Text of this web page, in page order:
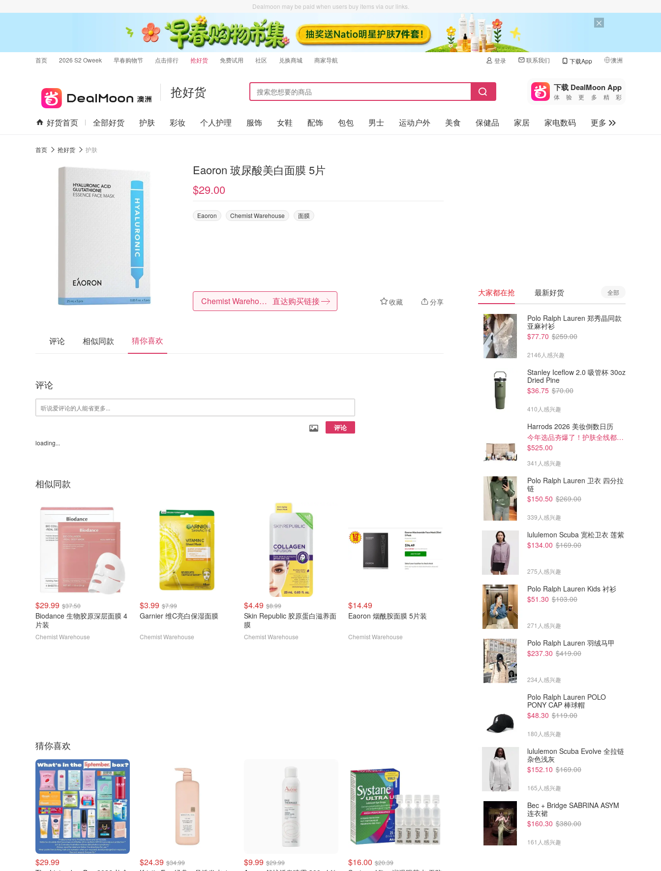
Dealmoon may be paid when users buy items via our links.
首页 2026 S2 Oweek 早春购物节 点击排行 抢好货 免费试用 社区 兑换商城 商家导航 登录 联系我们 下载App 澳洲
🇺🇸
🇨🇳 中国
🇨🇦加拿大
抢好货 下载 DealMoon App
体验更多精彩
好货首页 全部好货 护肤 彩妆 个人护理 服饰 女鞋 配饰 包包 男士 运动户外 美食 保健品 家居 家电数码
更多
首页 抢好货 护肤
Eaoron 玻尿酸美白面膜 5片
$29.00
Eaoron Chemist Warehouse 面膜
收藏 分享
Chemist Warehouse 直达购买链接
评论 相似同款 猜你喜欢
评论
评论
loading...
相似同款
$29.99 $37.50
Biodance 生物胶原深层面膜 4
片装
Chemist Warehouse
$3.99 $7.99
Garnier 维C亮白保湿面膜
Chemist Warehouse
$4.49 $8.99
Skin Republic 胶原蛋白滋养面
膜
Chemist Warehouse
$14.49
Eaoron 烟酰胺面膜 5片装
Chemist Warehouse
Garnier 水润炸弹石榴透明质酸
$
猜你喜欢
$29.99 $24.39 $34.99 $9.99 $29.99 $16.00 $20.39
大家都在抢 最新好货 全部
Polo Ralph Lauren 郑秀晶同款
亚麻衬衫
$77.70 $259.00
2146人感兴趣
Stanley Iceflow 2.0 吸管杯 30oz
Dried Pine
$36.75 $70.00
410人感兴趣
Harrods 2026 美妆倒数日历
今年选品夯爆了！护肤全线都很绝
$525.00
341人感兴趣
Polo Ralph Lauren 卫衣 四分拉
链
$150.50 $269.00
339人感兴趣
lululemon Scuba 宽松卫衣 莲紫
$134.00 $169.00
275人感兴趣
Polo Ralph Lauren Kids 衬衫
$51.30 $103.00
271人感兴趣
Polo Ralph Lauren 羽绒马甲
$237.30 $419.00
234人感兴趣
Polo Ralph Lauren POLO
PONY CAP 棒球帽
$48.30 $119.00
180人感兴趣
lululemon Scuba Evolve 全拉链
杂色浅灰
$152.10 $169.00
165人感兴趣
Bec + Bridge SABRINA ASYM
连衣裙
$160.30 $380.00
161人感兴趣